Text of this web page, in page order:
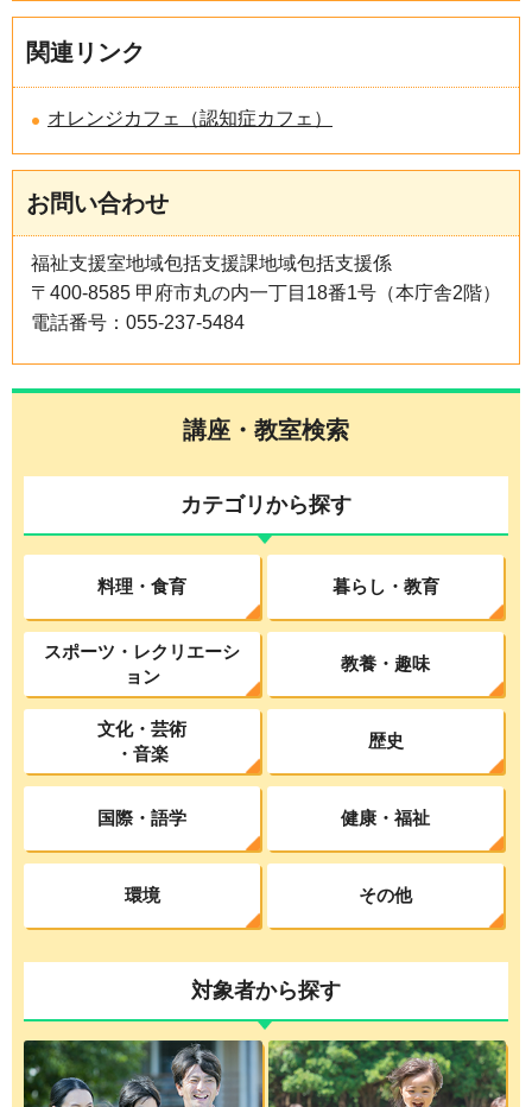
関連リンク
オレンジカフェ（認知症カフェ）
お問い合わせ
福祉支援室地域包括支援課地域包括支援係
〒400-8585 甲府市丸の内一丁目18番1号（本庁舎2階）
電話番号：055-237-5484
講座・教室検索
カテゴリから探す
料理・食育 暮らし・教育
スポーツ・レクリエーシ
ョン
教養・趣味
文化・芸術
・音楽
歴史
国際・語学 健康・福祉
環境 その他
対象者から探す